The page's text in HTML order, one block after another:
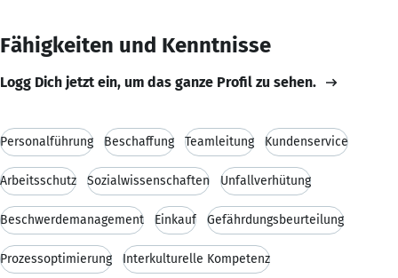
Fähigkeiten und Kenntnisse
Logg Dich jetzt ein, um das ganze Profil zu sehen.
Personalführung Beschaffung Teamleitung Kundenservice
Arbeitsschutz Sozialwissenschaften Unfallverhütung
Beschwerdemanagement Einkauf Gefährdungsbeurteilung
Prozessoptimierung Interkulturelle Kompetenz